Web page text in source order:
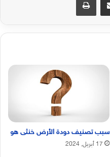
سبب تصنيف دودة الأرض خنثى هو
17 أبريل, 2024